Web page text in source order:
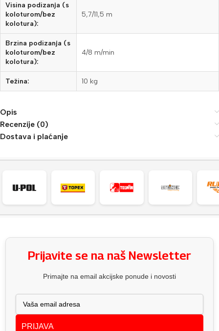
Visina podizanja (s
koloturom/bez
kolotura):
5,7/11,5 m
Brzina podizanja (s
koloturom/bez
kolotura):
4/8 m/min
Težina: 10 kg
Opis
Recenzije (0)
Dostava i plaćanje
Prijavite se na naš Newsletter
Primajte na email akcijske ponude i novosti
PRIJAVA